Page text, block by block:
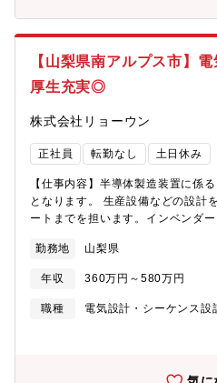
【山梨県南アルプス市】
厚生充実◎
株式会社リョーウン
正社員 転勤なし 土日休み
【仕事内容】半導体製造装置に係
となります。 生産設備などの設計
ートまでを担います。インベンダ
OEMでの装置や自社ブランド装置
関わることが出来ます。【就業環
年間休日も徐々に増え、仕事とプ
分ける事が可能となります。株式
勤務地 山梨県
年収 360万円～580万円
職種
電気設計・シーケンス設